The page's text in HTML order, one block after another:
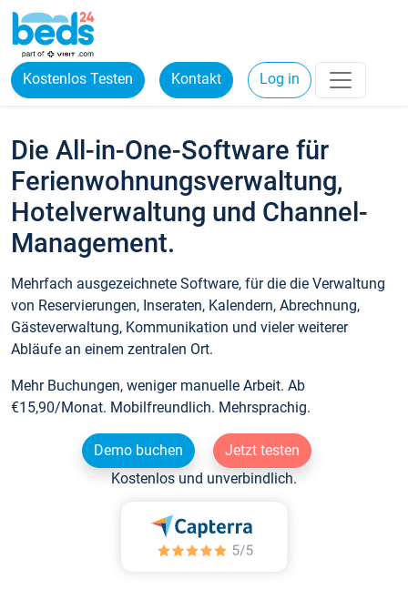
Kostenlos Testen Kontakt Log in
Die All-in-One-Software für
Ferienwohnungsverwaltung,
Hotelverwaltung und Channel-
Management.
Mehrfach ausgezeichnete Software, für die die Verwaltung
von Reservierungen, Inseraten, Kalendern, Abrechnung,
Gästeverwaltung, Kommunikation und vieler weiterer
Abläufe an einem zentralen Ort.
Mehr Buchungen, weniger manuelle Arbeit. Ab
€15,90/Monat. Mobilfreundlich. Mehrsprachig.
Demo buchen
Jetzt testen
Kostenlos und unverbindlich.